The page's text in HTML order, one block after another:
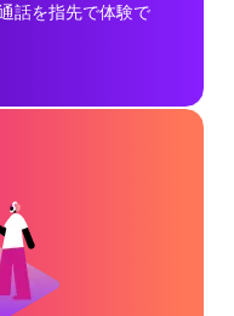
話を指先で体験で